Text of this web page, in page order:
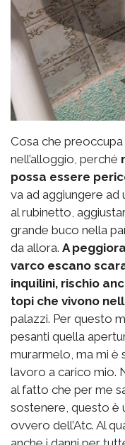
Cosa che
nell’alloggio, perché
possa essere
va ad aggiungere
al rubinetto,
grande buco nella
da allora. A
varco escano
inquilini, rischio
topi che vivono
palazzi. Per questo
pesanti quella
murarmelo, ma mi è
lavoro a carico mio.
al fatto che per me
sostenere, questo è
ovvero dell’Atc. Al